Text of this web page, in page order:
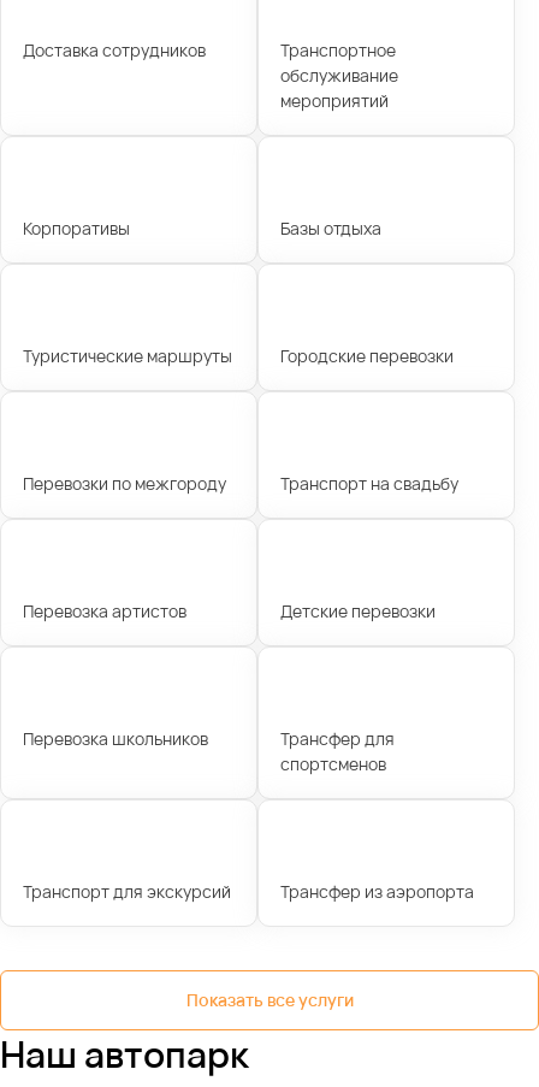
Доставка сотрудников
Транспортное
обслуживание
мероприятий
Корпоративы Базы отдыха
Туристические маршруты Городские перевозки
Перевозки по межгороду Транспорт на свадьбу
Перевозка артистов Детские перевозки
Перевозка школьников
Трансфер для
спортсменов
Транспорт для экскурсий Трансфер из аэропорта
Показать все услуги
Наш автопарк